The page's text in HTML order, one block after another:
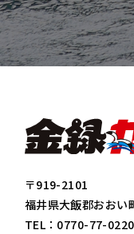
〒919-2101
福井県大飯郡おおい
TEL： 0770-77-0220